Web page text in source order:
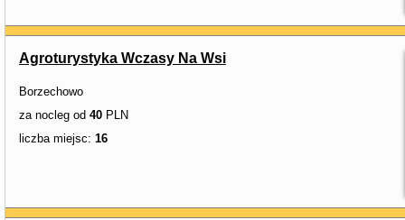
Agroturystyka Wczasy Na Wsi
Borzechowo
za nocleg od 40 PLN
liczba miejsc: 16